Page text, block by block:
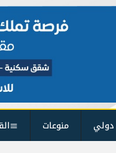
منوعات